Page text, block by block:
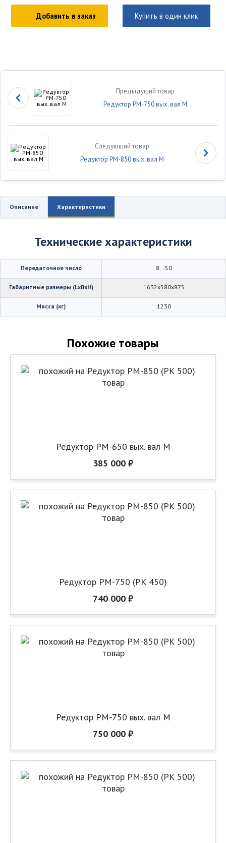
Добавить в заказ Купить в один клик
Предыдущий товар
Редуктор РМ-750 вых. вал М
Следующий товар
Редуктор РМ-850 вых. вал М
Описание Характеристики
Технические характеристики
Передаточное число 8...50
Габаритные размеры (LхBхH) 1632х580х875
Масса (кг) 1230
Похожие товары
Редуктор РМ-650 вых. вал М
385 000 ₽
Редуктор РМ-750 (РК 450)
740 000 ₽
Редуктор РМ-750 вых. вал М
750 000 ₽